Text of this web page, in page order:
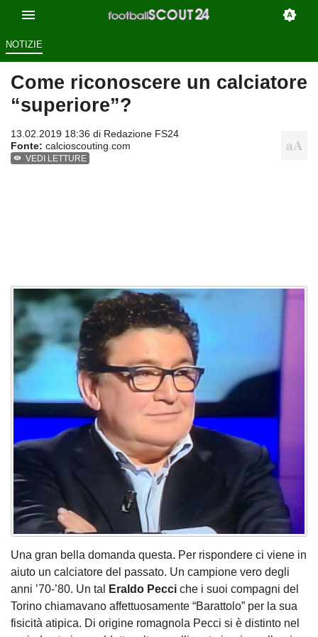
NOTIZIE
Come riconoscere un calciatore
“superiore”?
13.02.2019 18:36 di Redazione FS24
Fonte: calcioscouting.com
VEDI LETTURE
Una gran bella domanda questa. Per rispondere ci viene in
aiuto un calciatore del passato. Un campione vero degli
anni ’70-’80. Un tal
Eraldo Pecci che i suoi compagni del
Torino chiamavano affettuosamente “Barattolo” per la sua
fisicità atipica. Di origine romagnola Pecci si è distinto nel